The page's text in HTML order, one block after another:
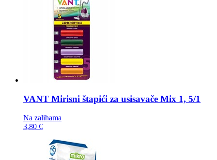
VANT Mirisni štapići za usisavače Mix 1, 5/1
Na zalihama
3,80 €